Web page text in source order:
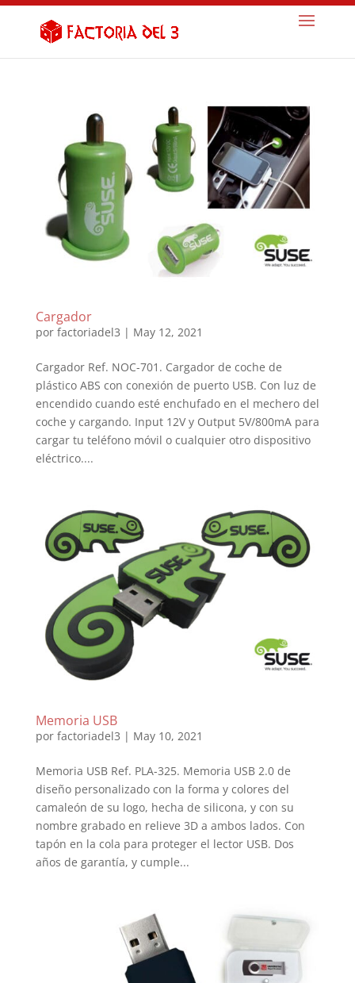
Cargador
por factoriadel3 | May 12, 2021
Cargador Ref. NOC-701. Cargador de coche de
plástico ABS con conexión de puerto USB. Con luz de
encendido cuando esté enchufado en el mechero del
coche y cargando. Input 12V y Output 5V/800mA para
cargar tu teléfono móvil o cualquier otro dispositivo
eléctrico....
Memoria USB
por factoriadel3 | May 10, 2021
Memoria USB Ref. PLA-325. Memoria USB 2.0 de
diseño personalizado con la forma y colores del
camaleón de su logo, hecha de silicona, y con su
nombre grabado en relieve 3D a ambos lados. Con
tapón en la cola para proteger el lector USB. Dos
años de garantía, y cumple...